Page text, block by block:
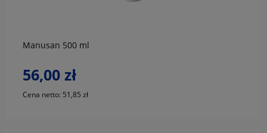
Manusan 500 ml
56,00 zł
Cena netto: 51,85 zł